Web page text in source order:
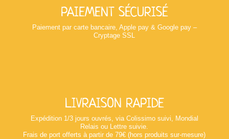
PAIEMENT SÉCURISÉ
Paiement par carte bancaire, Apple pay & Google pay –
Cryptage SSL
LIVRAISON RAPIDE
Expédition 1/3 jours ouvrés, via Colissimo suivi, Mondial
Relais ou Lettre suivie.
Frais de port offerts à partir de 79€ (hors produits sur-mesure)